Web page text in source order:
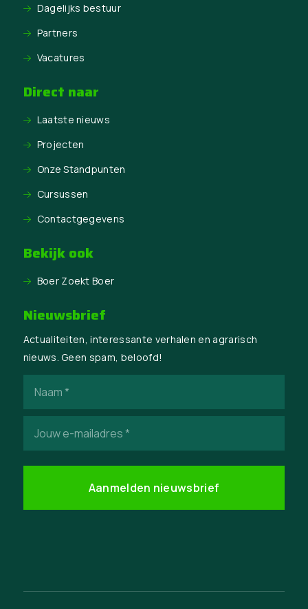
Dagelijks bestuur
Partners
Vacatures
Direct naar
Laatste nieuws
Projecten
Onze Standpunten
Cursussen
Contactgegevens
Bekijk ook
Boer Zoekt Boer
Nieuwsbrief
Actualiteiten, interessante verhalen en agrarisch
nieuws. Geen spam, beloofd!
mailadres